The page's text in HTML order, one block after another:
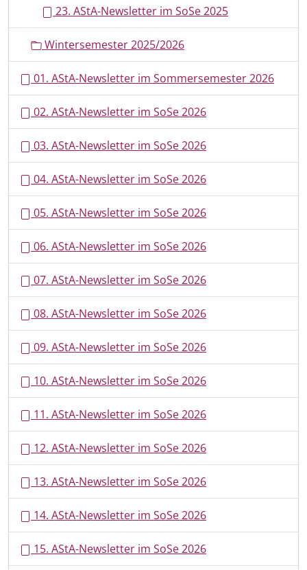
23. AStA-Newsletter im SoSe 2025
Wintersemester 2025/2026
01. AStA-Newsletter im Sommersemester 2026
02. AStA-Newsletter im SoSe 2026
03. AStA-Newsletter im SoSe 2026
04. AStA-Newsletter im SoSe 2026
05. AStA-Newsletter im SoSe 2026
06. AStA-Newsletter im SoSe 2026
07. AStA-Newsletter im SoSe 2026
08. AStA-Newsletter im SoSe 2026
09. AStA-Newsletter im SoSe 2026
10. AStA-Newsletter im SoSe 2026
11. AStA-Newsletter im SoSe 2026
12. AStA-Newsletter im SoSe 2026
13. AStA-Newsletter im SoSe 2026
14. AStA-Newsletter im SoSe 2026
15. AStA-Newsletter im SoSe 2026